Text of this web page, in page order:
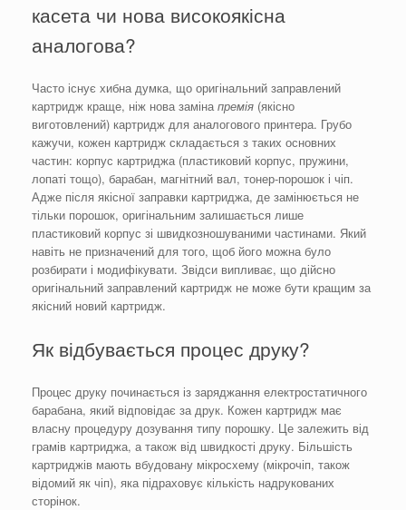
касета чи нова високоякісна
аналогова?
Часто існує хибна думка, що оригінальний заправлений
картридж краще, ніж нова замінапремія (якісно
виготовлений) картридж для аналогового принтера. Грубо
кажучи, кожен картридж складається з таких основних
частин: корпус картриджа (пластиковий корпус, пружини,
лопаті тощо), барабан, магнітний вал, тонер-порошок і чіп.
Адже після якісної заправки картриджа, де замінюється не
тільки порошок, оригінальним залишається лише
пластиковий корпус зі швидкозношуваними частинами. Який
навіть не призначений для того, щоб його можна було
розбирати і модифікувати. Звідси випливає, що дійсно
оригінальний заправлений картридж не може бути кращим за
якісний новий картридж.
Як відбувається процес друку?
Процес друку починається із заряджання електростатичного
барабана, який відповідає за друк. Кожен картридж має
власну процедуру дозування типу порошку. Це залежить від
грамів картриджа, а також від швидкості друку. Більшість
картриджів мають вбудовану мікросхему (мікрочіп, також
відомий як чіп), яка підраховує кількість надрукованих
сторінок.